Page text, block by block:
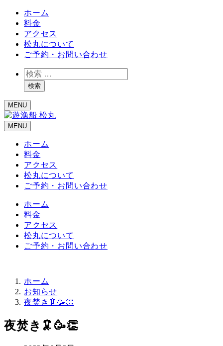
ホーム
料金
アクセス
松丸について
ご予約・お問い合わせ
検
索検索
MENU
MENU
ホーム
料金
アクセス
松丸について
ご予約・お問い合わせ
ホーム
料金
アクセス
松丸について
ご予約・お問い合わせ
ホーム
お知らせ
夜焚き🦑🥳👏
夜焚き🦑🥳👏